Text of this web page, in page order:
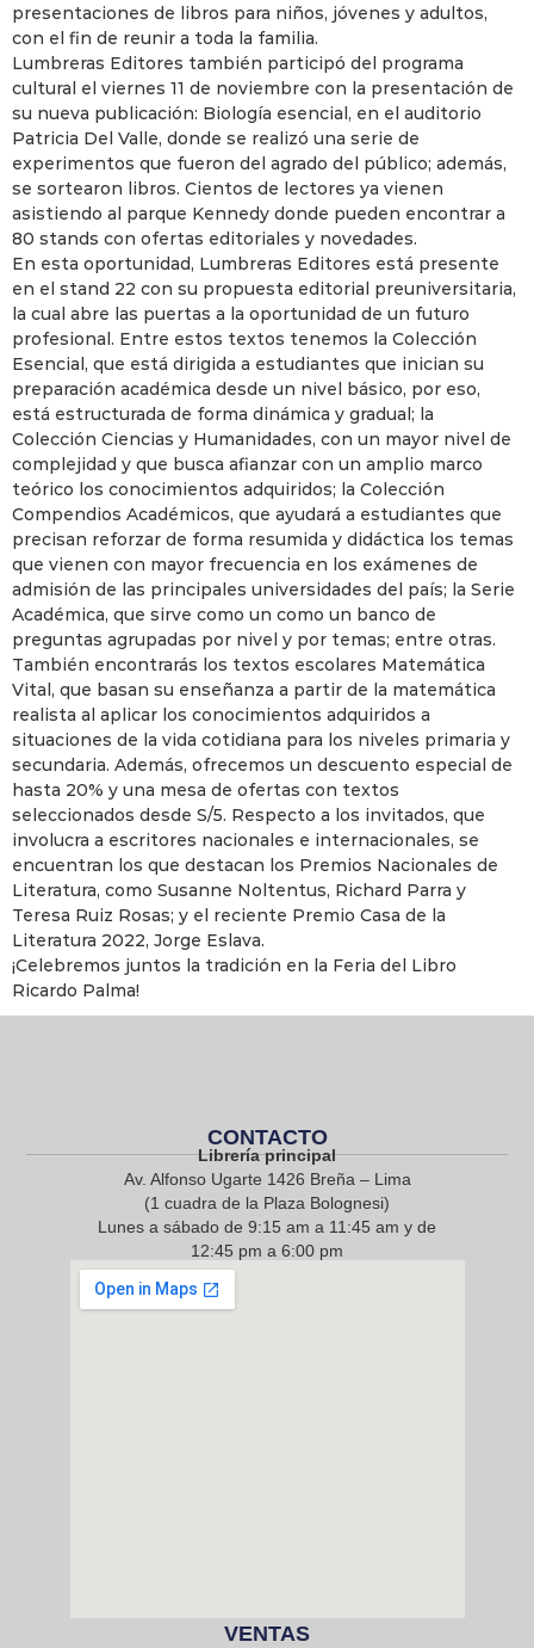
presentaciones de libros para niños, jóvenes y adultos,
con el fin de reunir a toda la familia.
Lumbreras Editores también participó del programa
cultural el viernes 11 de noviembre con la presentación de
su nueva publicación: Biología esencial, en el auditorio
Patricia Del Valle, donde se realizó una serie de
experimentos que fueron del agrado del público; además,
se sortearon libros. Cientos de lectores ya vienen
asistiendo al parque Kennedy donde pueden encontrar a
80 stands con ofertas editoriales y novedades.
En esta oportunidad, Lumbreras Editores está presente
en el stand 22 con su propuesta editorial preuniversitaria,
la cual abre las puertas a la oportunidad de un futuro
profesional. Entre estos textos tenemos la Colección
Esencial, que está dirigida a estudiantes que inician su
preparación académica desde un nivel básico, por eso,
está estructurada de forma dinámica y gradual; la
Colección Ciencias y Humanidades, con un mayor nivel de
complejidad y que busca afianzar con un amplio marco
teórico los conocimientos adquiridos; la Colección
Compendios Académicos, que ayudará a estudiantes que
precisan reforzar de forma resumida y didáctica los temas
que vienen con mayor frecuencia en los exámenes de
admisión de las principales universidades del país; la Serie
Académica, que sirve como un como un banco de
preguntas agrupadas por nivel y por temas; entre otras.
También encontrarás los textos escolares Matemática
Vital, que basan su enseñanza a partir de la matemática
realista al aplicar los conocimientos adquiridos a
situaciones de la vida cotidiana para los niveles primaria y
secundaria. Además, ofrecemos un descuento especial de
hasta 20% y una mesa de ofertas con textos
seleccionados desde S/5. Respecto a los invitados, que
involucra a escritores nacionales e internacionales, se
encuentran los que destacan los Premios Nacionales de
Literatura, como Susanne Noltentus, Richard Parra y
Teresa Ruiz Rosas; y el reciente Premio Casa de la
Literatura 2022, Jorge Eslava.
¡Celebremos juntos la tradición en la Feria del Libro
Ricardo Palma!
CONTACTO
Librería principal
Av. Alfonso Ugarte 1426 Breña – Lima
(1 cuadra de la Plaza Bolognesi)
Lunes a sábado de 9:15 am a 11:45 am y de
12:45 pm a 6:00 pm
968 217 912
VENTAS